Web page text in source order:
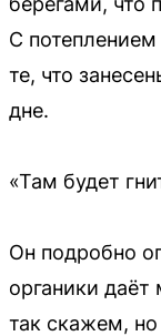
С
те, что
дне.
«Там будет
Он подробно
органики
так скажем,